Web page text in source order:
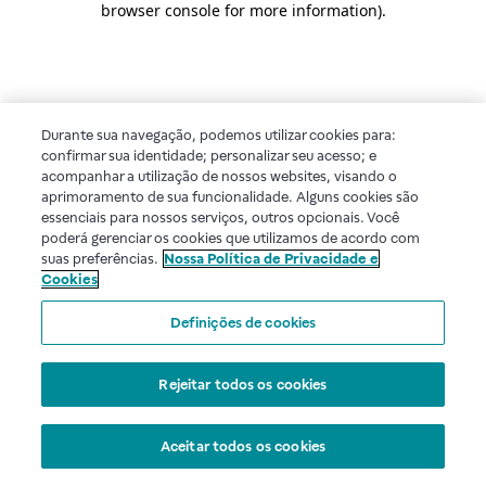
browser console for more information).
Durante sua navegação, podemos utilizar cookies para:
confirmar sua identidade; personalizar seu acesso; e
acompanhar a utilização de nossos websites, visando o
aprimoramento de sua funcionalidade. Alguns cookies são
essenciais para nossos serviços, outros opcionais. Você
poderá gerenciar os cookies que utilizamos de acordo com
suas preferências. Nossa Política de Privacidade e
Cookies
Definições de cookies
Rejeitar todos os cookies
Aceitar todos os cookies